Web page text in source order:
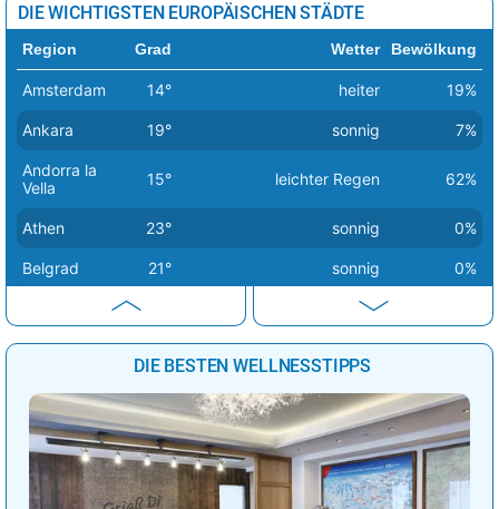
DIE WICHTIGSTEN EUROPÄISCHEN STÄDTE
Region Grad Wetter Bewölkung
Amsterdam 14° heiter 19%
Ankara 19° sonnig 7%
Andorra la
Vella
15° leichter Regen 62%
Athen 23° sonnig 0%
Belgrad 21° sonnig 0%
sonnig
Bern 20° sonnig 2%
Brüssel 18° sonnig 0%
Budapest 17° sonnig 0%
DIE BESTEN WELLNESSTIPPS